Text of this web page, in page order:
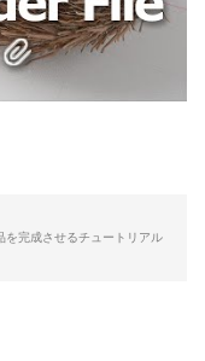
を完成させるチュートリアル